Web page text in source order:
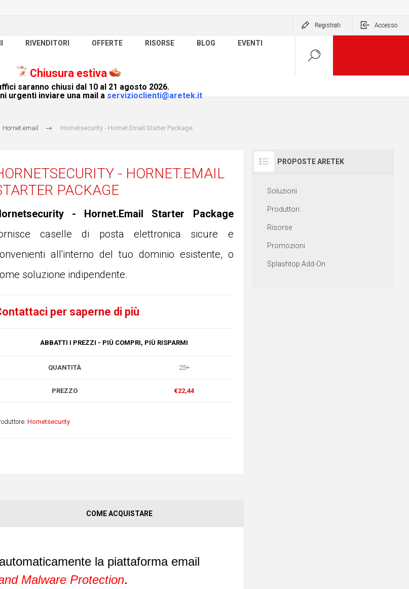
Registrati Accesso
RIVENDITORI OFFERTE RISORSE BLOG
EVENTI
Chiusura estiva
saranno chiusi dal 10 al 21 agosto 2026.
urgenti inviare una mail aservizioclienti@aretek.it
Hornet.email Hornetsecurity - Hornet.Email Starter Package
- HORNET.EMAIL
PACKAGE
- Hornet.Email Starter Package
caselle di posta elettronica sicure e
all'interno del tuo dominio esistente, o
soluzione indipendente.
per saperne di più
ABBATTI I PREZZI - PIÙ COMPRI, PIÙ RISPARMI
QUANTITÀ 25+
PREZZO €22,44
Hornetsecurity
COME ACQUISTARE
la piattaforma email
Malware Protection.
PROPOSTE ARETEK
Soluzioni
Produttori
Risorse
Promozioni
Splashtop Add-On